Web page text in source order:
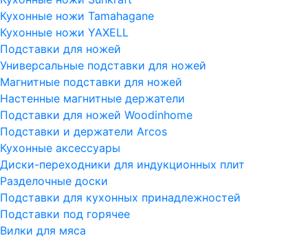
Кухонные ножи Tamahagane
Кухонные ножи YAXELL
Подставки для ножей
Универсальные подставки для ножей
Магнитные подставки для ножей
Настенные магнитные держатели
Подставки для ножей Woodinhome
Подставки и держатели Arcos
Кухонные аксессуары
Диски-переходники для индукционных плит
Разделочные доски
Подставки для кухонных принадлежностей
Подставки под горячее
Вилки для мяса